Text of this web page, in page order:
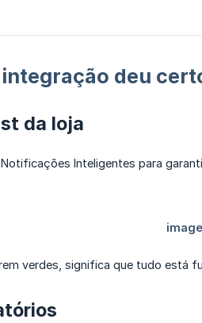
deu
da loja
Inteligentes para
verdes, significa que tudo está